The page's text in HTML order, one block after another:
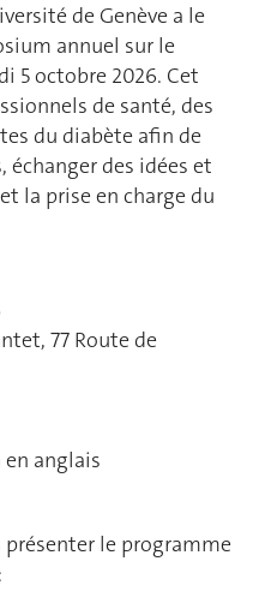
de Genève a le
annuel sur le
5 octobre 2026. Cet
de santé, des
du diabète afin de
échanger des idées et
la prise en charge du
77 Route de
en anglais
présenter le programme